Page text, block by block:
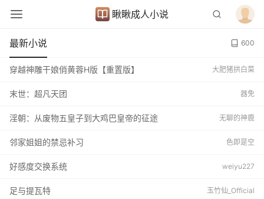
瞅瞅成人小说
最新小说 600
穿越神雕干娘俏黄蓉H版【重置版】 大肥猪拱白菜
末世：超凡天团 器免
淫朝：从废物五皇子到大鸡巴皇帝的征途 无聊的神鹿
邻家姐姐的禁忌补习 色即是空
好感度交换系统 weiyu227
足与提瓦特 玉竹仙_Official